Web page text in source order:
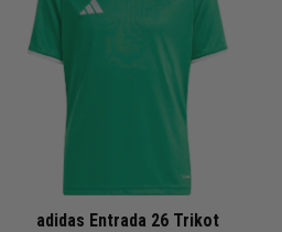
adidas Entrada 26 Trikot